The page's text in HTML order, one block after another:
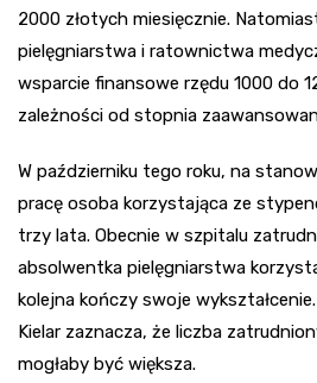
2000 złotych miesięcznie.
pielęgniarstwa i ratownictwa
wsparcie finansowe rzędu 1000 do
zależności od stopnia
W październiku tego roku, na
pracę osoba korzystająca ze
trzy lata. Obecnie w szpitalu
absolwentka pielęgniarstwa
kolejna kończy swoje
Kielar zaznacza, że liczba
mogłaby być większa.